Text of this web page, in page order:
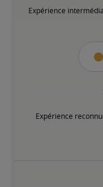
Expérience
Expérience